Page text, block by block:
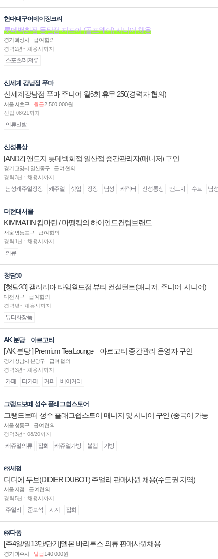
현대대구어메이징크리
롯데백화점 동탄점 지포어 (골프웨어) 시니어 채용
경기 화성시
급여협의
경력2년↑ 채용시까지
스포츠/레져류
신세계 강남점 푸마
신세계강남점 푸마 주니어 월6회 휴무 250(경력자 협의)
서울 서초구 월급2,500,000원
신입 08/21까지
의류신발
신성통상
[ANDZ] 앤드지 롯데백화점 일산점 중간관리자(매니저) 구인
경기 고양시 일산동구
급여협의
경력3년↑ 채용시까지
남성캐주얼정장 캐주얼 셋업 정장 남성 캐릭터 신성통상 앤드지 수트 남
더현대서울
KIMMATIN 킴마틴 / 마뗑킴의 하이엔드컨템브랜드
서울 영등포구
급여협의
경력1년↑ 채용시까지
의류
청담30
[청담30] 갤러리아 타임월드점 뷰티 컨설턴트(매니저, 주니어, 시니어)
채용
대전 서구
급여협의
경력년↑ 채용시까지
뷰티화장품
AK 분당 _ 아르고티
[ AK 분당 ] Premium Tea Lounge _ 아르고티 중간관리 운영자 구인 _
경기 성남시 분당구
급여협의
경력3년↑ 채용시까지
카페 티카페 커피 베이커리
그랭드보떼 성수 플래그쉽스토어
그랭드보떼 성수 플래그쉽스토어 매니저 및 시니어 구인 (중국어 가능
자)
서울 성동구
급여협의
경력3년↑ 08/20까지
캐쥬얼의류 잡화 캐쥬얼가방 볼캡 가방
㈜세정
디디에 두보(DIDIER DUBOT) 주얼리 판매사원 채용(수도권 지역)
서울 지점
급여협의
경력5년↑ 채용시까지
주얼리 준보석 시계 잡화
㈜다폼
[주4일/일13만/단기]멜본 바리루스 의류 판매사원채용
경기 파주시 일급140,000원